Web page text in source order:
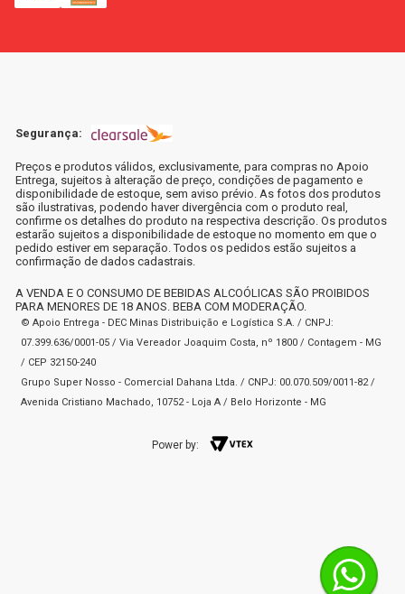
Segurança:
Preços e produtos válidos, exclusivamente, para compras no Apoio
Entrega, sujeitos à alteração de preço, condições de pagamento e
disponibilidade de estoque, sem aviso prévio. As fotos dos produtos
são ilustrativas, podendo haver divergência com o produto real,
confirme os detalhes do produto na respectiva descrição. Os produtos
estarão sujeitos a disponibilidade de estoque no momento em que o
pedido estiver em separação. Todos os pedidos estão sujeitos a
confirmação de dados cadastrais.
A VENDA E O CONSUMO DE BEBIDAS ALCOÓLICAS SÃO PROIBIDOS
PARA MENORES DE 18 ANOS. BEBA COM MODERAÇÃO.
© Apoio Entrega - DEC Minas Distribuição e Logística S.A. / CNPJ:
07.399.636/0001-05 / Via Vereador Joaquim Costa, nº 1800 / Contagem - MG
/ CEP 32150-240
Grupo Super Nosso - Comercial Dahana Ltda. / CNPJ: 00.070.509/0011-82 /
Avenida Cristiano Machado, 10752 - Loja A / Belo Horizonte - MG
Power by: